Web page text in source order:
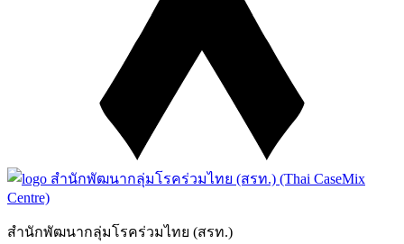
สำนักพัฒนากลุ่มโรคร่วมไทย (สรท.)